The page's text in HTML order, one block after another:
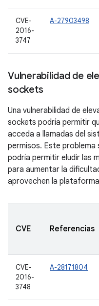
CVE-
2016-
3747
A-27903498
Vulnerabilidad de
sockets
Una vulnerabilidad de
sockets podría permitir
acceda a llamadas del
permisos. Este
podría permitir eludir las
para aumentar la
aprovechen la
CVE Referencias
CVE-
2016-
3748
A-28171804